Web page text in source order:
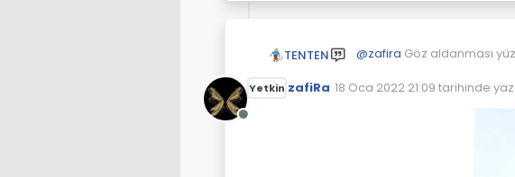
TENTEN @zafira
Doğruda olabilir yanlışda
Çevrimdışı
Yetkin zafiRa 18 Oca 2022 21:09 tarihinde
Son düzenleyen: